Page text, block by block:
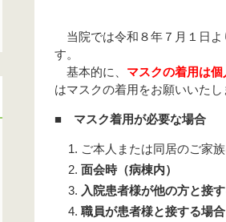
当院では令和８年７月１日よ
す。
基本的に、 マスクの着用は
はマスクの着用をお願いいたし
■ マスク着用が必要な場合
ご本人または同居のご家族
面会時（病棟内）
入院患者様が他の方と接
職員が患者様と接する場合